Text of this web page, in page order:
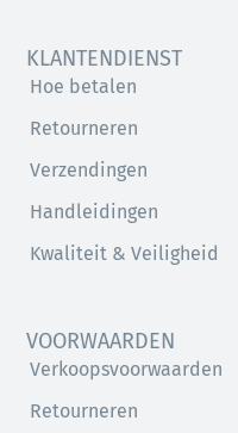
KLANTENDIENST
Hoe betalen
Retourneren
Verzendingen
Handleidingen
Kwaliteit & Veiligheid
VOORWAARDEN
Verkoopsvoorwaarden
Retourneren